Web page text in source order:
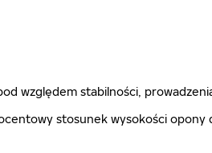
względem stabilności,
stosunek wysokości opony